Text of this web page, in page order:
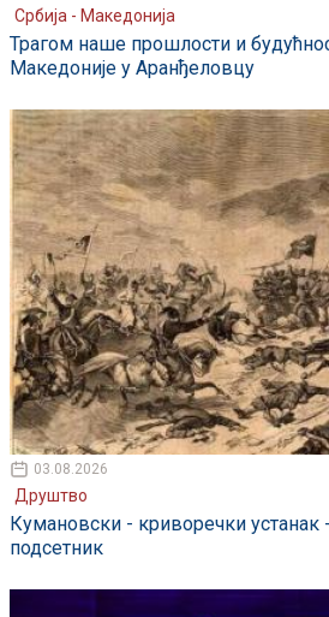
Србија - Македонија
Трагом наше прошлости и
Македоније у Аранђеловцу
03.08.2026
Друштво
Кумановски - криворечки устанак
подсетник